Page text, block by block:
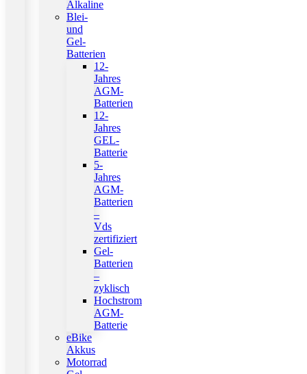
Alkaline
Blei-
und
Gel-
Batterien
12-
Jahres
AGM-
Batterien
12-
Jahres
GEL-
Batterie
5-
Jahres
AGM-
Batterien
–
Vds
zertifiziert
Gel-
Batterien
–
zyklisch
Hochstrom
AGM-
Batterie
eBike
Akkus
Motorrad